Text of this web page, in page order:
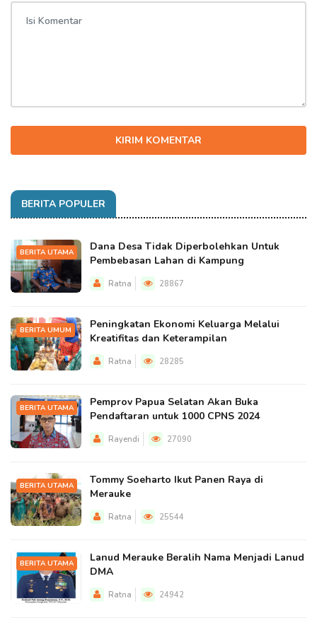
KIRIM KOMENTAR
BERITA POPULER
BERITA UTAMA
Dana Desa Tidak Diperbolehkan Untuk
Pembebasan Lahan di Kampung
Ratna 28867
BERITA UMUM
Peningkatan Ekonomi Keluarga Melalui
Kreatifitas dan Keterampilan
Ratna 28285
BERITA UTAMA
Pemprov Papua Selatan Akan Buka
Pendaftaran untuk 1000 CPNS 2024
Rayendi 27090
BERITA UTAMA
Tommy Soeharto Ikut Panen Raya di
Merauke
Ratna 25544
BERITA UTAMA
Lanud Merauke Beralih Nama Menjadi Lanud
DMA
Ratna 24942